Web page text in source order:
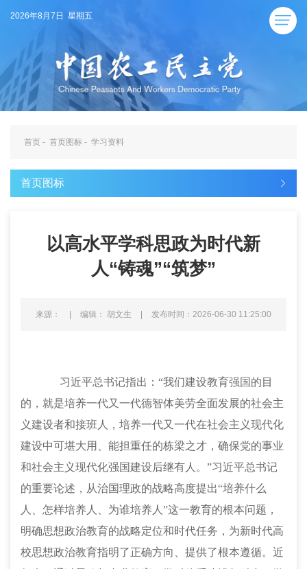
2026年8月7日 星期五
首页 - 首页图标 - 学习资料
首页图标
以高水平学科思政为时代新
人“铸魂”“筑梦”
来源： | 编辑： 胡文生 | 发布时间：2026-06-30 11:25:00
习近平总书记指出： “我们建设教育强国的目
的，就是培养一代又一代德智体美劳全面发展的社会主
义建设者和接班人，培养一代又一代在社会主义现代化
建设中可堪大用、能担重任的栋梁之才，确保党的事业
和社会主义现代化强国建设后继有人。”习近平总书记
的重要论述，从治国理政的战略高度提出“培养什么
人、怎样培养人、为谁培养人”这一教育的根本问题，
明确思想政治教育的战略定位和时代任务，为新时代高
校思想政治教育指明了正确方向、提供了根本遵循。近